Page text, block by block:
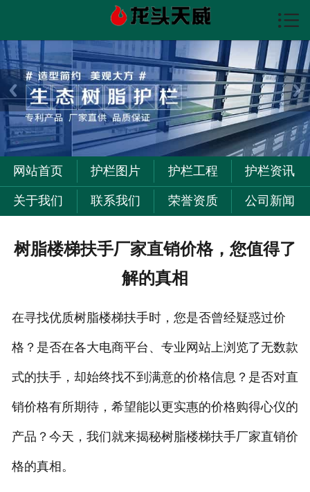

护栏图片
护栏资讯
护栏工程
关于我们
联系我们

网站首页 护栏图片 护栏工程 护栏资讯
关于我们 联系我们 荣誉资质 公司新闻
树脂楼梯扶手厂家直销价格，您值得了
解的真相
在寻找优质树脂楼梯扶手时，您是否曾经疑惑过价
格？是否在各大电商平台、专业网站上浏览了无数款
式的扶手，却始终找不到满意的价格信息？是否对直
销价格有所期待，希望能以更实惠的价格购得心仪的
产品？今天，我们就来揭秘树脂楼梯扶手厂家直销价
格的真相。